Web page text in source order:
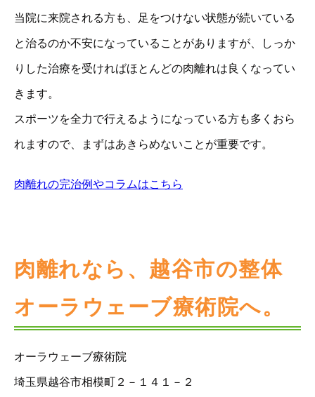
当院に来院される方も、足をつけない状態が続いている
と治るのか不安になっていることがありますが、しっか
りした治療を受ければほとんどの肉離れは良くなってい
きます。
スポーツを全力で行えるようになっている方も多くおら
れますので、まずはあきらめないことが重要です。
肉離れの完治例やコラムはこちら
肉離れなら、越谷市の整体
オーラウェーブ療術院へ。
オーラウェーブ療術院
埼玉県越谷市相模町２－１４１－２